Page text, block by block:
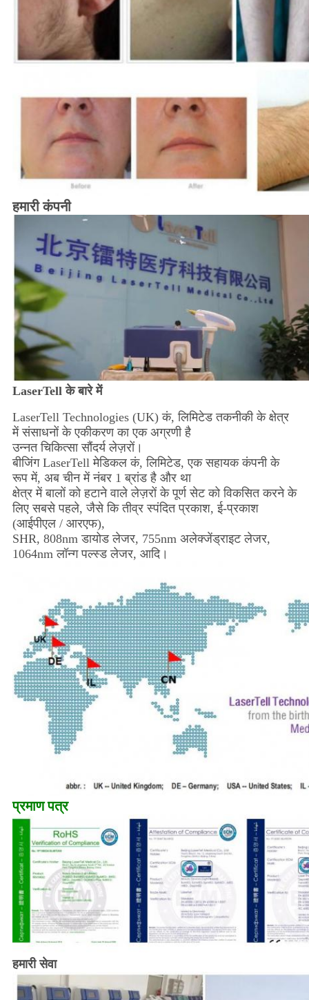
हमारी कंपनी
LaserTell के बारे में
LaserTell Technologies (UK) कं, लिमिटेड तकनीकी के क्षेत्र
में संसाधनों के एकीकरण का एक अग्रणी है
उन्नत चिकित्सा सौंदर्य लेज़रों।
बीजिंग LaserTell मेडिकल कं, लिमिटेड, एक सहायक कंपनी के
रूप में, अब चीन में नंबर 1 ब्रांड है और था
क्षेत्र में बालों को हटाने वाले लेज़रों के पूर्ण सेट को विकसित करने के
लिए सबसे पहले, जैसे कि तीव्र स्पंदित प्रकाश, ई-प्रकाश
(आईपीएल / आरएफ),
SHR, 808nm डायोड लेजर, 755nm अलेक्जेंड्राइट लेजर,
1064nm लॉन्ग पल्स्ड लेजर, आदि।
प्रमाण पत्र
हमारी सेवा